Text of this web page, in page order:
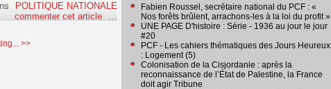
POLITIQUE NATIONALE
commenter cet article
…
>>
Fabien Roussel, secrétaire national du PCF : «
Nos forêts brûlent, arrachons-les à la loi du profit »
UNE PAGE D'histoire : Série - 1936 au jour le jour
#20
PCF - Les cahiers thématiques des Jours Heureux
: Logement (5)
Colonisation de la Cisjordanie : après la
reconnaissance de l’État de Palestine, la France
doit agir Tribune